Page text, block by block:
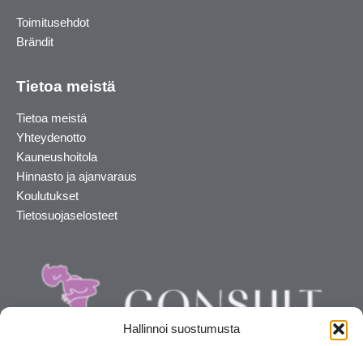
Hallinnoi suostumusta
Toimitusehdot
Brändit
Tietoa meistä
Tietoa meistä
Yhteydenotto
Kauneushoitola
Hinnasto ja ajanvaraus
Koulutukset
Tietosuojaselosteet